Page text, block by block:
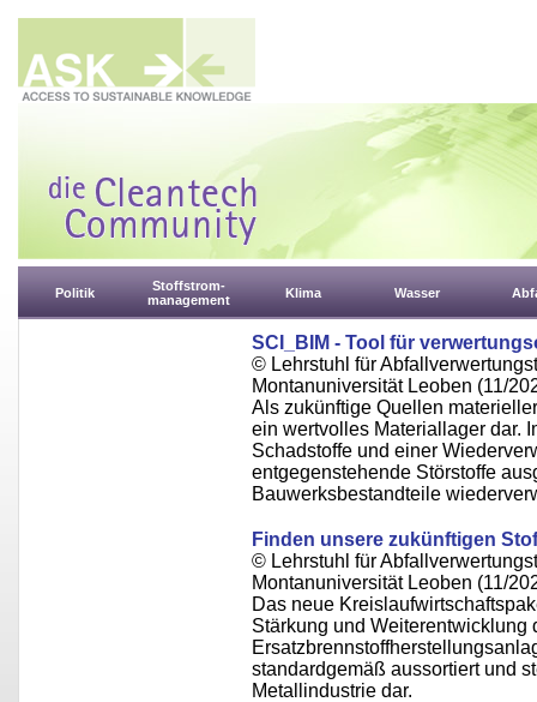
Politik
Stoffstrom-
management
Klima Wasser
SCI_BIM - Tool für
© Lehrstuhl für
Montanuniversität Leoben (11/
Als zukünftige Quellen
ein wertvolles Materiallager dar.
Schadstoffe und einer
entgegenstehende Störstoffe
Bauwerksbestandteile
Finden unsere zukünftigen
© Lehrstuhl für
Montanuniversität Leoben (11/
Das neue
Stärkung und Weiterentwicklung
standardgemäß aussortiert und
Metallindustrie dar.